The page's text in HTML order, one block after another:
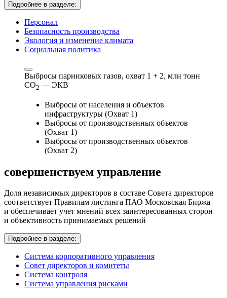
Подробнее в разделе:
Персонал
Безопасность производства
Экология и изменение климата
Социальная политика
Выбросы парниковых газов, охват 1 + 2, млн тонн
СО2 — ЭКВ
Выбросы от населения и объектов
инфраструктуры (Охват 1)
Выбросы от производственных объектов
(Охват 1)
Выбросы от производственных объектов
(Охват 2)
совершенствуем управление
Доля независимых директоров в составе Совета директоров
соответствует Правилам листинга ПАО Московская Биржа
и обеспечивает учет мнений всех заинтересованных сторон
и объективность принимаемых решений
Подробнее в разделе:
Система корпоративного управления
Совет директоров и комитеты
Система контроля
Система управления рисками